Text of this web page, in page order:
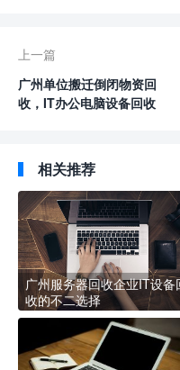
上一篇
广州单位搬迁倒闭物资回
收，IT办公电脑设备回收
相关推荐
广州服务器回收企业IT设备
收的不二选择